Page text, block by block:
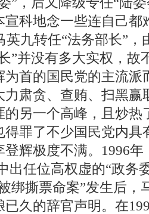
科地念一些连自己都
英九转任“法务部长”
”并没有多大实权，故
首的国民党的主流派
力肃贪、查贿、扫黑
的另一个高峰，且炒热
得罪了不少国民党内
登辉极度不满。1996
出任位高权虚的“政务
绑撕票命案”发生后，
已久的辞官声明。在